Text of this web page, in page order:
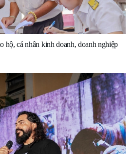
hộ, cá nhân kinh doanh, doanh nghiệp